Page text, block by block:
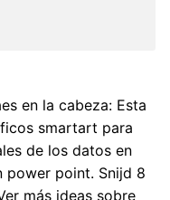
en la cabeza: Esta
smartart para
de los datos en
power point. Snijd 8
más ideas sobre